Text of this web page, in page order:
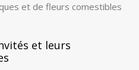
et de fleurs comestibles
et leurs